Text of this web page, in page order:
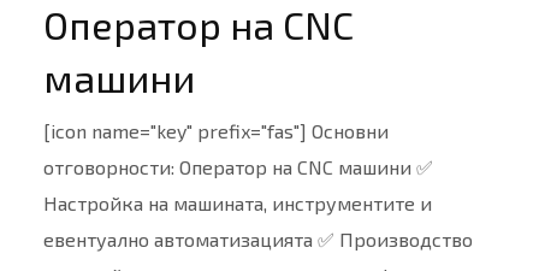
Оператор на CNC
машини
[icon name="key" prefix="fas"] Основни
отговорности: Оператор на CNC машини ✅
Настройка на машината, инструментите и
евентуално автоматизацията ✅ Производство